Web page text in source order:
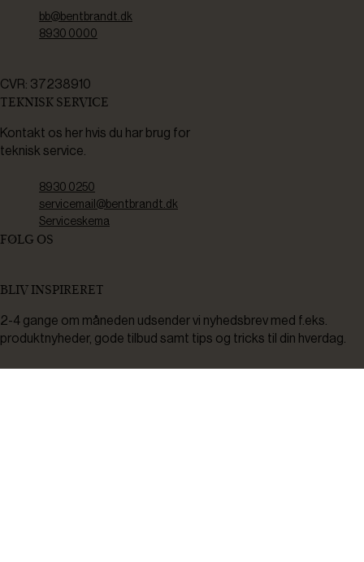
bb@bentbrandt.dk
8930 0000
CVR: 37238910
TEKNISK SERVICE
Kontakt os her hvis du har brug for
teknisk service.
8930 0250
servicemail@bentbrandt.dk
Serviceskema
FØLG OS
BLIV INSPIRERET
2-4 gange om måneden udsender vi nyhedsbrev med f.eks.
produktnyheder, gode tilbud samt tips og tricks til din hverdag.